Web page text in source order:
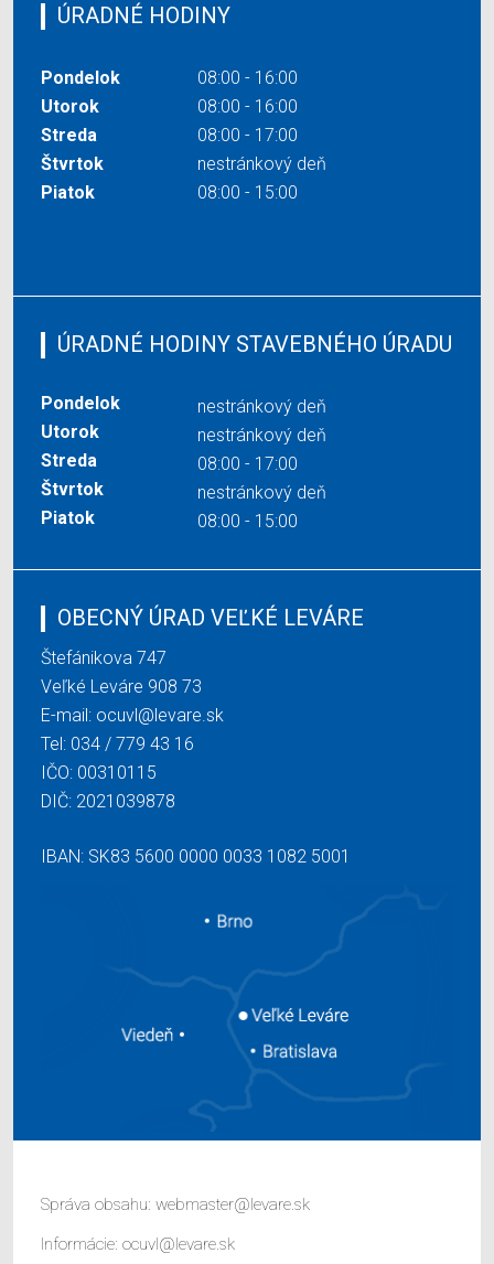
ÚRADNÉ HODINY
Pondelok
08:00 - 16:00
Utorok
08:00 - 16:00
Streda
08:00 - 17:00
Štvrtok
nestránkový deň
Piatok
08:00 - 15:00
ÚRADNÉ HODINY STAVEBNÉHO ÚRADU
Pondelok
nestránkový deň
Utorok
nestránkový deň
Streda
08:00 - 17:00
Štvrtok
nestránkový deň
Piatok
08:00 - 15:00
OBECNÝ ÚRAD VEĽKÉ LEVÁRE
Štefánikova 747
Veľké Leváre 908 73
E-mail: ocuvl@levare.sk
Tel: 034 / 779 43 16
IČO: 00310115
DIČ: 2021039878
IBAN: SK83 5600 0000 0033 1082 5001
Správa obsahu: webmaster@levare.sk
Informácie: ocuvl@levare.sk